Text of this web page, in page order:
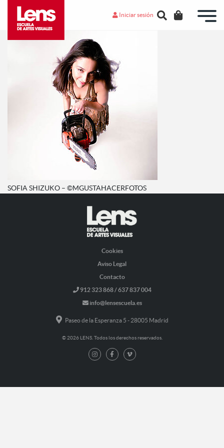
Iniciar sesión
SOFIA SHIZUKO – ©MGUSTAHACERFOTOS
Cookies
Aviso Legal
Contacto
912 323 868 / 637 837 004
info@lensescuela.es
Paseo de la Esperanza 5 - 28005 Madrid
© 2026 LENS. Todos los derechos reservados.